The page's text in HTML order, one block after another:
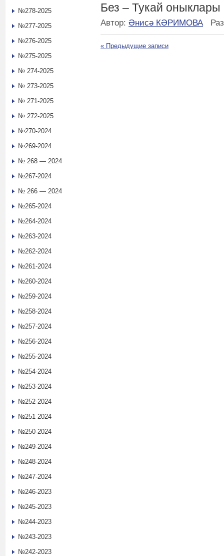
Без – Тукай оныклары
Автор: Әнисә КӘРИМОВА
« Предыдущие записи
№278-2025
№277-2025
№276-2025
№275-2025
№ 274-2025
№ 273-2025
№ 271-2025
№ 272-2025
№270-2024
№269-2024
№ 268 — 2024
№267-2024
№ 266 — 2024
№265-2024
№264-2024
№263-2024
№262-2024
№261-2024
№260-2024
№259-2024
№258-2024
№257-2024
№256-2024
№255-2024
№254-2024
№253-2024
№252-2024
№251-2024
№250-2024
№249-2024
№248-2024
№247-2024
№246-2023
№245-2023
№244-2023
№243-2023
№242-2023